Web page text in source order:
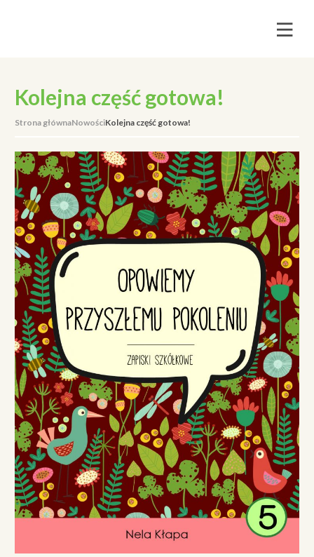
Kolejna część gotowa!
Strona głównaNowościKolejna część gotowa!